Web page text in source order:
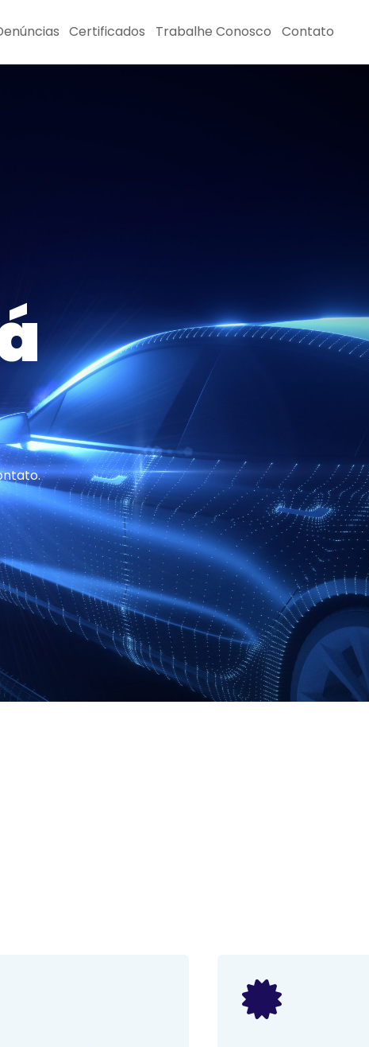
Certificados Trabalhe Conosco Contato